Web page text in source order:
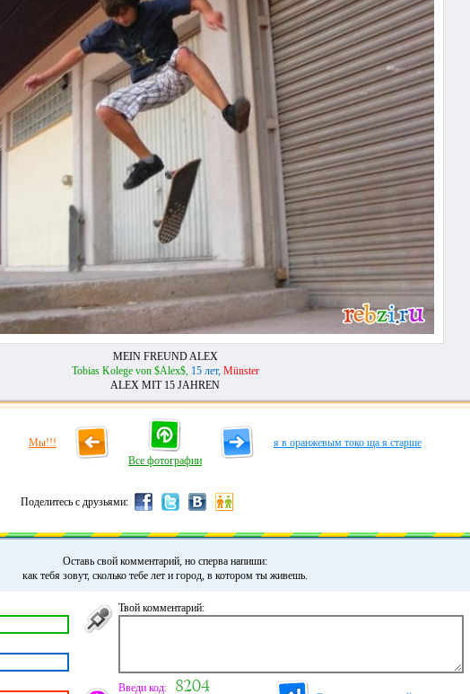
MEIN FREUND ALEX
Tobias Kolege von $Alex$, 15 лет, Münster
ALEX MIT 15 JAHREN
Мы!!!
Все фотографии
я в оранжевым токо ща я старше
Поделитесь с друзьями:
Оставь свой комментарий, но сперва напиши:
как тебя зовут, сколько тебе лет и город, в котором ты живешь.
Твой комментарий:
Введи код: